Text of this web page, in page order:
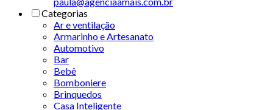
Categorias
Ar e ventilação
Armarinho e Artesanato
Automotivo
Bar
Bebê
Bomboniere
Brinquedos
Casa Inteligente